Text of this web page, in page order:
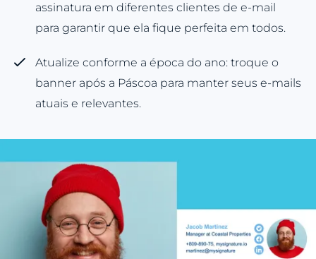
assinatura em diferentes clientes de e-mail
para garantir que ela fique perfeita em todos.
Atualize conforme a época do ano: troque o
banner após a Páscoa para manter seus e-mails
atuais e relevantes.